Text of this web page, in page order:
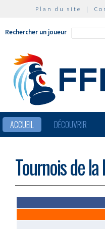
Plan du site |
Rechercher un joueur
ACCUEIL DÉCOUVRIR
Tournois de la